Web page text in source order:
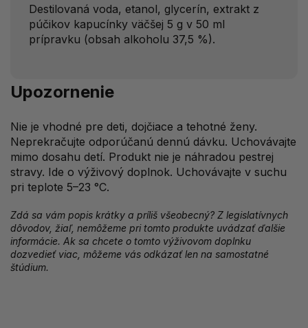
Destilovaná voda, etanol, glycerín, extrakt z
púčikov kapucínky väčšej 5 g v 50 ml
prípravku (obsah alkoholu 37,5 %).
Upozornenie
Nie je vhodné pre deti, dojčiace a tehotné ženy.
Neprekračujte odporúčanú dennú dávku. Uchovávajte
mimo dosahu detí. Produkt nie je náhradou pestrej
stravy. Ide o výživový doplnok. Uchovávajte v suchu
pri teplote 5–23 °C.
Zdá sa vám popis krátky a príliš všeobecný? Z legislatívnych
dôvodov, žiaľ, nemôžeme pri tomto produkte uvádzať ďalšie
informácie. Ak sa chcete o tomto výživovom doplnku
dozvedieť viac, môžeme vás odkázať len na samostatné
štúdium.